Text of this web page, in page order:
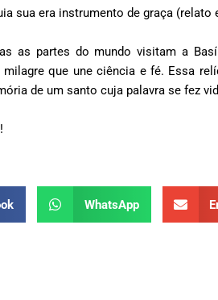
sua era instrumento de graça (relato
as partes do mundo visitam a
que une ciência e fé. Essa
de um santo cuja palavra se fez
WhatsApp